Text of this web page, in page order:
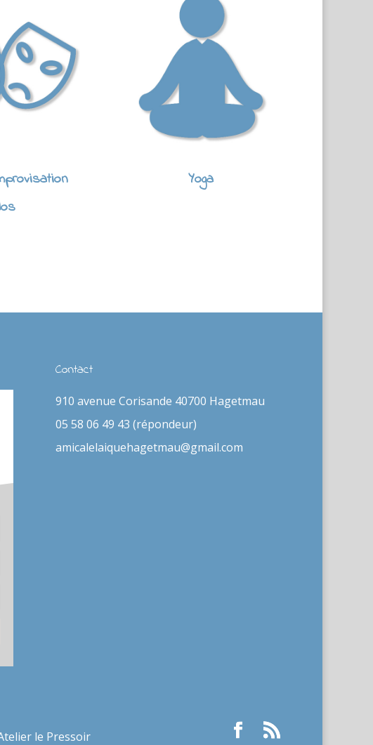
Yoga
Contact
910 avenue Corisande 40700 Hagetmau
05 58 06 49 43 (répondeur)
amicalelaiquehagetmau@gmail.com
le Pressoir